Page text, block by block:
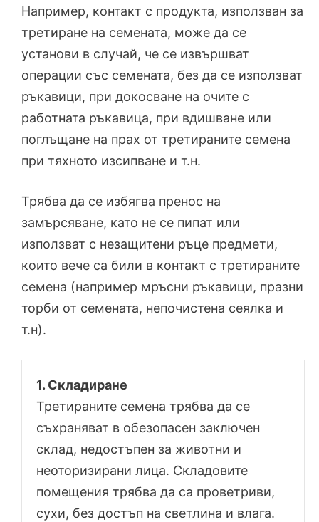
Например, контакт с продукта, използван за
третиране на семената, може да се
установи в случай, че се извършват
операции със семената, без да се използват
ръкавици, при докосване на очите с
работната ръкавица, при вдишване или
поглъщане на прах от третираните семена
при тяхното изсипване и т.н.
Трябва да се избягва пренос на
замърсяване, като не се пипат или
използват с незащитени ръце предмети,
които вече са били в контакт с третираните
семена (например мръсни ръкавици, празни
торби от семената, непочистена сеялка и
т.н).
1. Складиране
Третираните семена трябва да се
съхраняват в обезопасен заключен
склад, недостъпен за животни и
неоторизирани лица. Складовите
помещения трябва да са проветриви,
сухи, без достъп на светлина и влага.